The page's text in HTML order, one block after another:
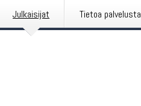
Julkaisijat Tietoa palvelusta